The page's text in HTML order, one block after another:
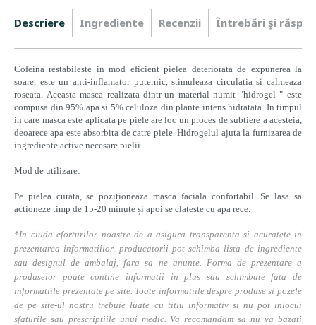
Descriere Ingrediente Recenzii Întrebări şi
Cofeina restabilește in mod eficient pielea deteriorata de expunerea la
soare, este un anti-inflamator puternic, stimuleaza circulatia si calmeaza
roseata. Aceasta masca realizata dintr-un material numit "hidrogel " este
compusa din 95% apa si 5% celuloza din plante intens hidratata. In timpul
in care masca este aplicata pe piele are loc un proces de subtiere a acesteia,
deoarece apa este absorbita de catre piele. Hidrogelul ajuta la furnizarea de
ingrediente active necesare pielii.
Mod de utilizare:
Pe pielea curata, se poziționeaza masca faciala confortabil. Se lasa sa
actioneze timp de 15-20 minute și apoi se clateste cu apa rece.
*In ciuda eforturilor noastre de a asigura transparenta si acuratete in
prezentarea informatiilor, producatorii pot schimba lista de ingrediente
sau designul de ambalaj, fara sa ne anunte. Forma de prezentare a
produselor poate contine informatii in plus sau schimbate fata de
informatiile prezentate pe site. Toate informatiile despre produse si pozele
de pe site-ul nostru trebuie luate cu titlu informativ si nu pot inlocui
sfaturile sau prescriptiile unui medic. Va recomandam sa nu va bazati